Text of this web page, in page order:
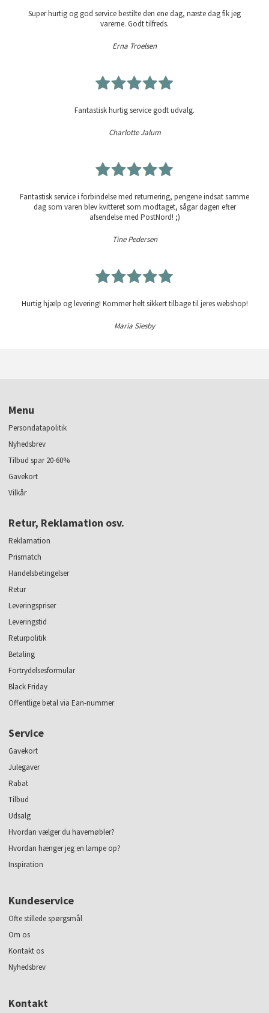
Super hurtig og god service bestilte den ene dag, næste dag fik jeg
varerne. Godt tilfreds.
Erna Troelsen
Fantastisk hurtig service godt udvalg.
Charlotte Jalum
Fantastisk service i forbindelse med returnering, pengene indsat samme
dag som varen blev kvitteret som modtaget, sågar dagen efter
afsendelse med PostNord! ;)
Tine Pedersen
Hurtig hjælp og levering! Kommer helt sikkert tilbage til jeres webshop!
Maria Siesby
Menu
Persondatapolitik
Nyhedsbrev
Tilbud spar 20-60%
Gavekort
Vilkår
Retur, Reklamation osv.
Reklamation
Prismatch
Handelsbetingelser
Retur
Leveringspriser
Leveringstid
Returpolitik
Betaling
Fortrydelsesformular
Black Friday
Offentlige betal via Ean-nummer
Service
Gavekort
Julegaver
Rabat
Tilbud
Udsalg
Hvordan vælger du havemøbler?
Hvordan hænger jeg en lampe op?
Inspiration
Kundeservice
Ofte stillede spørgsmål
Om os
Kontakt os
Nyhedsbrev
Kontakt